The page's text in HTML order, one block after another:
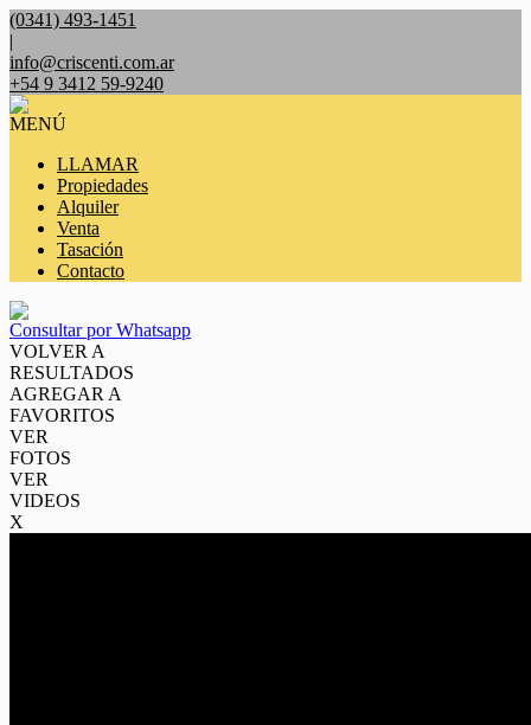
(0341) 493-1451
|
info@criscenti.com.ar
+54 9 3412 59-9240
MENÚ
LLAMAR
Propiedades
Alquiler
Venta
Tasación
Contacto
Consultar por Whatsapp
VOLVER A
RESULTADOS
AGREGAR A
FAVORITOS
VER
FOTOS
VER
VIDEOS
X